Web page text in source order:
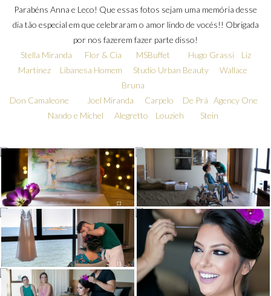
Parabéns Anna e Leco! Que essas fotos sejam uma memória desse
dia tão especial em que celebraram o amor lindo de vocés!! Obrigada
por nos fazerem fazer parte disso!
Stella Miranda
Flor & Cia MSBuffet Hugo Grassi
Liz
Martinez
Libanesa Homem Studio Urban Beauty
Wallace
Bruna
Don Camaleone
Joel Miranda Carpelo De Prá Agency One
Nando e Michel
Alegretto Louzieh Stein